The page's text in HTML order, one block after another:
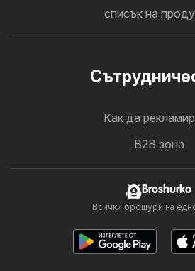
списък на
Как да
B2B зона
Broshurko
Всички брошури на